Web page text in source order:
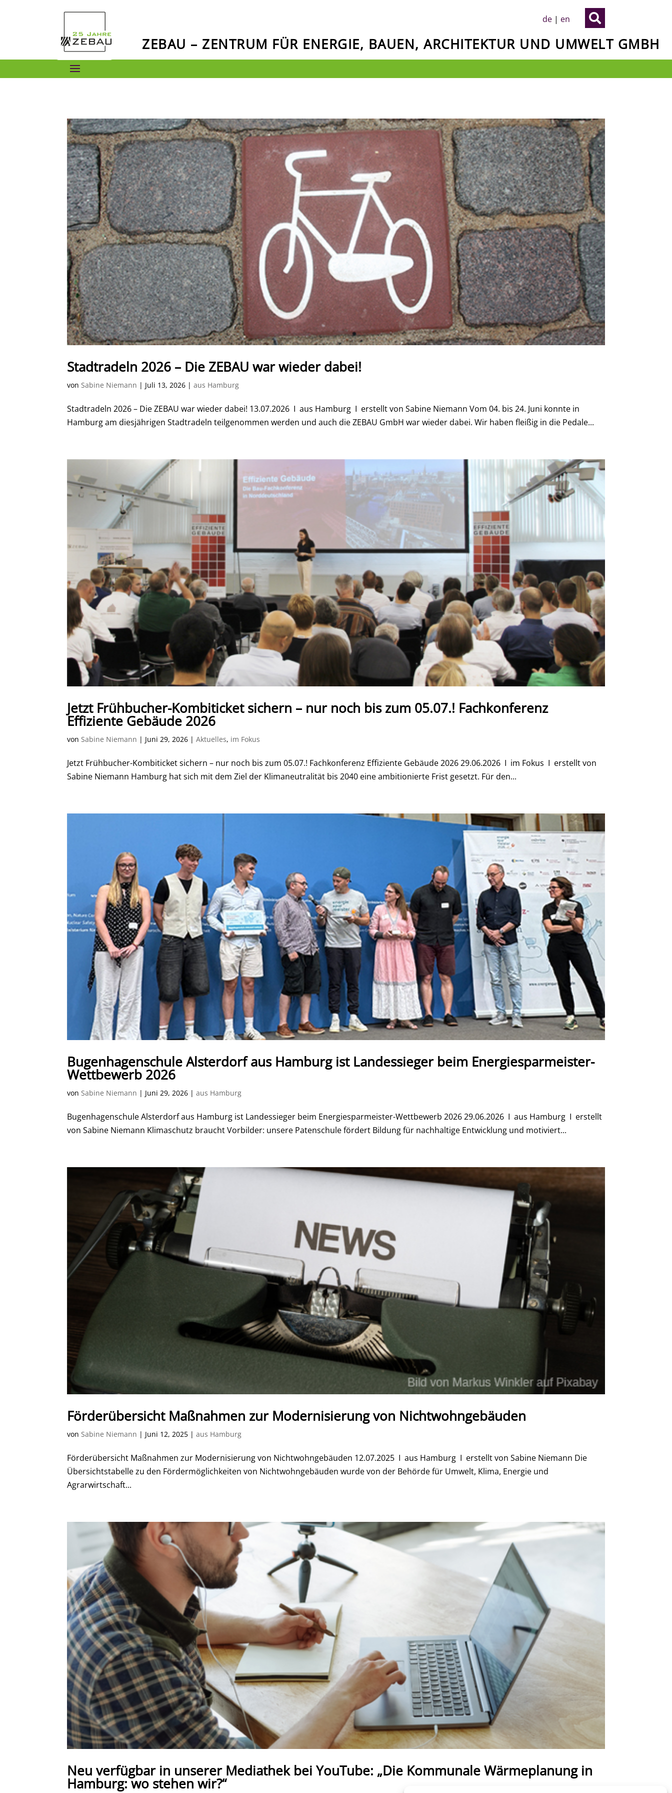

de| en
ZEBAU – ZENTRUM FÜR ENERGIE, BAUEN, ARCHITEKTUR UND UMWELT GMBH
Stadtradeln 2026 – Die ZEBAU war wieder dabei!
vonSabine Niemann | Juli 13, 2026 |aus Hamburg
Stadtradeln 2026 – Die ZEBAU war wieder dabei! 13.07.2026 I aus Hamburg I erstellt von Sabine Niemann Vom 04. bis 24. Juni konnte in
Hamburg am diesjährigen Stadtradeln teilgenommen werden und auch die ZEBAU GmbH war wieder dabei. Wir haben fleißig in die Pedale...
Jetzt Frühbucher-Kombiticket sichern – nur noch bis zum 05.07.! Fachkonferenz
Effiziente Gebäude 2026
vonSabine Niemann | Juni 29, 2026 |Aktuelles, im Fokus
Jetzt Frühbucher-Kombiticket sichern – nur noch bis zum 05.07.! Fachkonferenz Effiziente Gebäude 2026 29.06.2026 I im Fokus I erstellt von
Sabine Niemann Hamburg hat sich mit dem Ziel der Klimaneutralität bis 2040 eine ambitionierte Frist gesetzt. Für den...
Bugenhagenschule Alsterdorf aus Hamburg ist Landessieger beim Energiesparmeister-
Wettbewerb 2026
vonSabine Niemann | Juni 29, 2026 |aus Hamburg
Bugenhagenschule Alsterdorf aus Hamburg ist Landessieger beim Energiesparmeister-Wettbewerb 2026 29.06.2026 I aus Hamburg I erstellt
von Sabine Niemann Klimaschutz braucht Vorbilder: unsere Patenschule fördert Bildung für nachhaltige Entwicklung und motiviert...
Förderübersicht Maßnahmen zur Modernisierung von Nichtwohngebäuden
vonSabine Niemann | Juni 12, 2025 |aus Hamburg
Förderübersicht Maßnahmen zur Modernisierung von Nichtwohngebäuden 12.07.2025 I aus Hamburg I erstellt von Sabine Niemann Die
Übersichtstabelle zu den Fördermöglichkeiten von Nichtwohngebäuden wurde von der Behörde für Umwelt, Klima, Energie und
Agrarwirtschaft...
Neu verfügbar in unserer Mediathek bei YouTube: „Die Kommunale Wärmeplanung in
Hamburg: wo stehen wir?“